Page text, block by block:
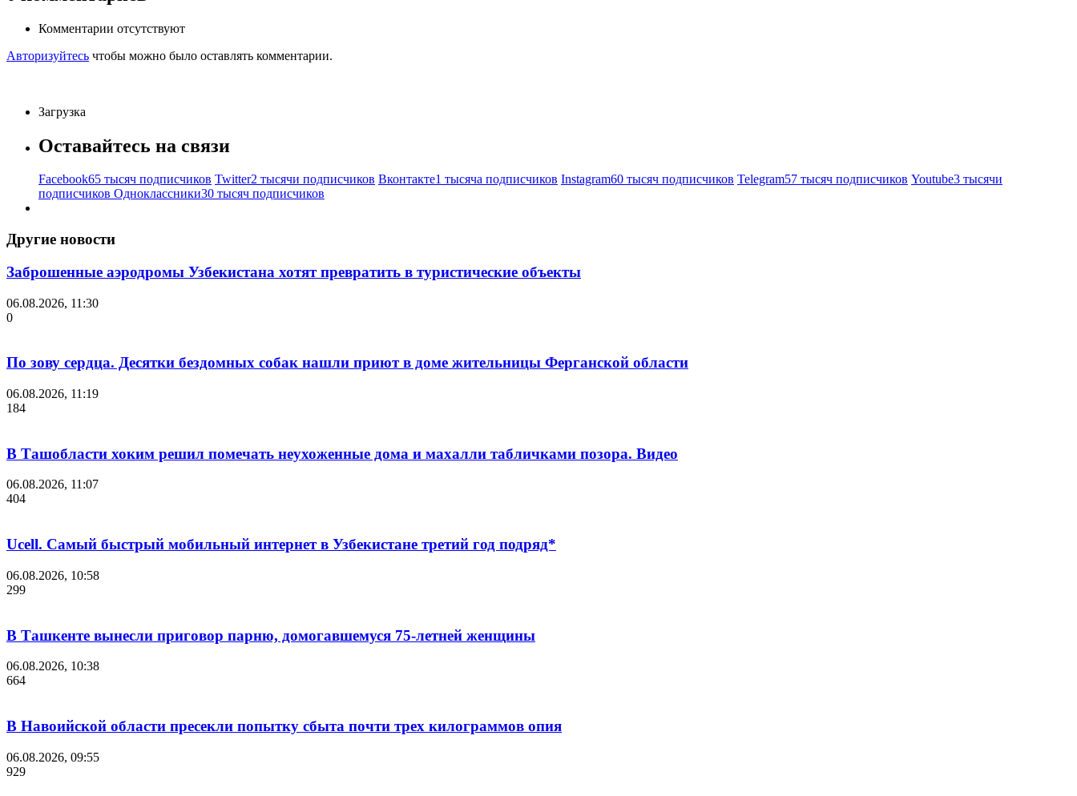
Комментарии отсутствуют
Авторизуйтесь чтобы можно было оставлять комментарии.
Загрузка
Оставайтесь на связи
Facebook65 тысяч подписчиков Twitter2 тысячи подписчиков Вконтакте1 тысяча подписчиков Instagram60 тысяч подписчиков Telegram57 тысяч подписчиков Youtube3 тысячи
подписчиков Одноклассники30 тысяч подписчиков
Другие новости
Заброшенные аэродромы Узбекистана хотят превратить в туристические объекты
06.08.2026, 11:30
0
По зову сердца. Десятки бездомных собак нашли приют в доме жительницы Ферганской области
06.08.2026, 11:19
184
В Ташобласти хоким решил помечать неухоженные дома и махалли табличками позора. Видео
06.08.2026, 11:07
404
Ucell. Самый быстрый мобильный интернет в Узбекистане третий год подряд*
06.08.2026, 10:58
299
В Ташкенте вынесли приговор парню, домогавшемуся 75-летней женщины
06.08.2026, 10:38
664
В Навоийской области пресекли попытку сбыта почти трех килограммов опия
06.08.2026, 09:55
929